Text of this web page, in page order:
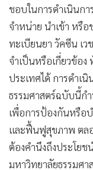
ชอบในการดำเนินก
จำหน่าย นำเข้า หรื
ทะเบียนยา วัคซีน เ
จำเป็นหรือเกี่ยวข้อง
ประเทศได้ การดำเ
ธรรมศาสตร์ฉบับนี้ก
เพื่อการป้องกันหรือ
และฟื้นฟูสุขภาพ ตลอ
ต้องคำนึงถึงประโย
มหาวิทยาลัยธรรมศ